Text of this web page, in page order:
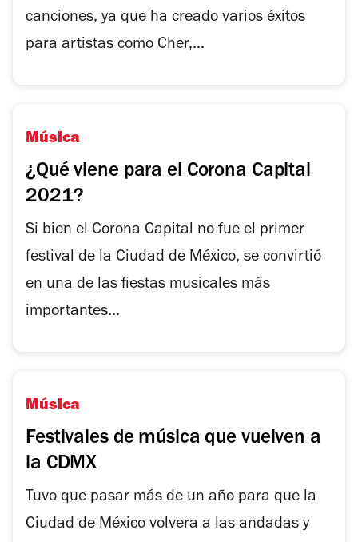
canciones, ya que ha creado varios éxitos
para artistas como Cher,...
Música
¿Qué viene para el Corona Capital
2021?
Si bien el Corona Capital no fue el primer
festival de la Ciudad de México, se convirtió
en una de las fiestas musicales más
importantes...
Música
Festivales de música que vuelven a
la CDMX
Tuvo que pasar más de un año para que la
Ciudad de México volvera a las andadas y